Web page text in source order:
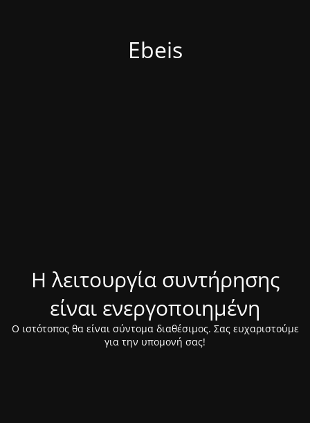
Ebeis
Η λειτουργία συντήρησης
είναι ενεργοποιημένη
Ο ιστότοπος θα είναι σύντομα διαθέσιμος. Σας ευχαριστούμε
για την υπομονή σας!